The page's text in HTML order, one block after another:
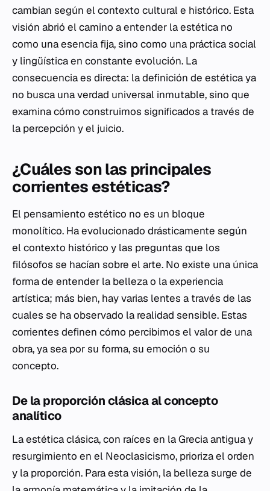
cambian según el contexto cultural e histórico. Esta
visión abrió el camino a entender la estética no
como una esencia fija, sino como una práctica social
y lingüística en constante evolución. La
consecuencia es directa: la definición de estética ya
no busca una verdad universal inmutable, sino que
examina cómo construimos significados a través de
la percepción y el juicio.
¿Cuáles son las principales
corrientes estéticas?
El pensamiento estético no es un bloque
monolítico. Ha evolucionado drásticamente según
el contexto histórico y las preguntas que los
filósofos se hacían sobre el arte. No existe una única
forma de entender la belleza o la experiencia
artística; más bien, hay varias lentes a través de las
cuales se ha observado la realidad sensible. Estas
corrientes definen cómo percibimos el valor de una
obra, ya sea por su forma, su emoción o su
concepto.
De la proporción clásica al concepto
analítico
La estética clásica, con raíces en la Grecia antigua y
resurgimiento en el Neoclasicismo, prioriza el orden
y la proporción. Para esta visión, la belleza surge de